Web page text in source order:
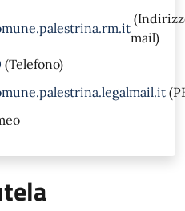
mail)
(Telefono)